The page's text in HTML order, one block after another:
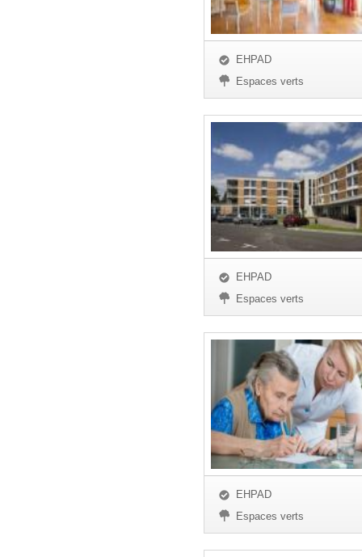
EHPAD
Espaces verts
EHPAD
Espaces verts
EHPAD
Espaces verts